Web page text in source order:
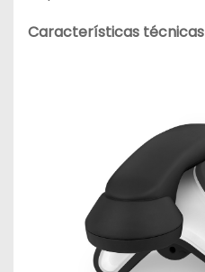
Características técnicas